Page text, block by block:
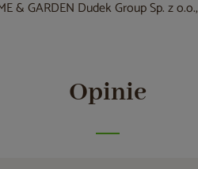
& GARDEN Dudek Group Sp. z
Opinie